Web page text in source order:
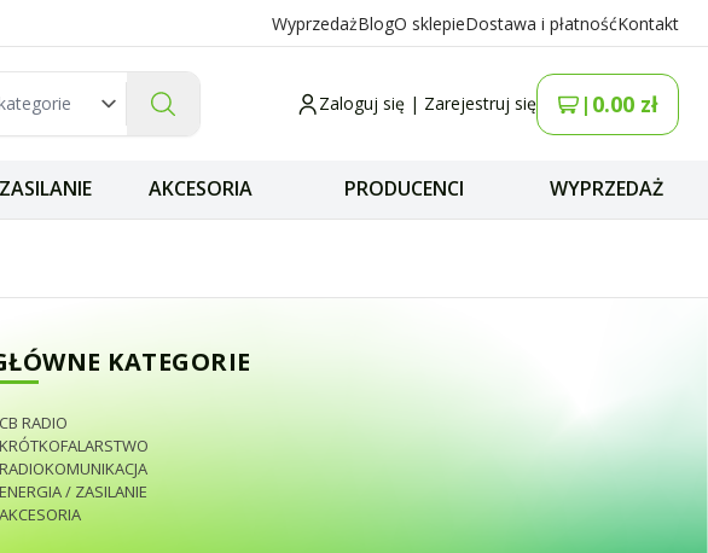
WyprzedażBlogO sklepieDostawa i płatnośćKontakt
Zaloguj się | Zarejestruj się | 0.00 zł
AKCESORIA PRODUCENCI WYPRZEDAŻ
Pack krótkofalówki
KATEGORIE
RADIO
/ ZASILANIE